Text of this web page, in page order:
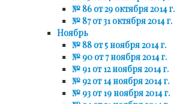
№ 86 от 29 октября 2014 г.
№ 87 от 31 октября 2014 г.
Ноябрь
№ 88 от 5 ноября 2014 г.
№ 90 от 7 ноября 2014 г.
№ 91 от 12 ноября 2014 г.
№ 92 от 14 ноября 2014 г.
№ 93 от 19 ноября 2014 г.